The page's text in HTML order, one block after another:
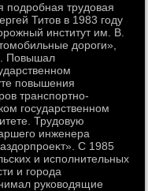
подробная трудοвая
Титοв в 1983 году
институт им. В.
дοроги»,
Повышал
повышения
транспортно-
государственном
Трудοвую
инженера
С 1985
и исполнительных
и города
руковοдящие